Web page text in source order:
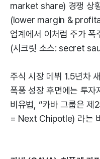
market share) 경쟁 상
(lower margin &
업계에서 이처럼 주가 폭
(시크릿 소스: secret
주식 시장 데뷔 1.5년차
폭풍 성장 후면에는 투자
비유법, “카바 그룹은 제
= Next Chipotle) 라는